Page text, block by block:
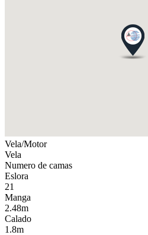
Vela/Motor
Vela
Numero de camas
Eslora
21
Manga
2.48m
Calado
1.8m